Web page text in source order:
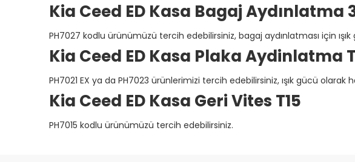
Kia Ceed ED Kasa Bagaj Aydınlatma
PH7027 kodlu ürünümüzü tercih edebilirsiniz, bagaj aydınlatması için
Kia Ceed ED Kasa Plaka Aydinlatma
PH7021 EX ya da PH7023 ürünlerimizi tercih edebilirsiniz, ışık gücü
Kia Ceed ED Kasa Geri Vites T15
PH7015 kodlu ürünümüzü tercih edebilirsiniz.